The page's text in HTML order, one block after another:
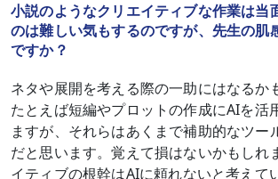
小説のようなクリエイティブな作業は当
のは難しい気もするのですが、先生の肌
ですか？
ネタや展開を考える際の一助にはなるか
たとえば短編やプロットの作成にAIを活
ますが、それらはあくまで補助的なツー
だと思います。覚えて損はないかもしれ
イティブの根幹はAIに頼れないと考えて